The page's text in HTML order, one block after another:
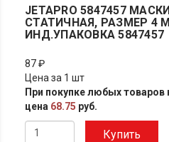
JETAPRO 5847457
СТАТИЧНАЯ, РАЗМЕР 4
ИНД.УПАКОВКА 5847457
87 ₽
Цена за 1 шт
При покупке любых
цена 68.75 руб.
Купить